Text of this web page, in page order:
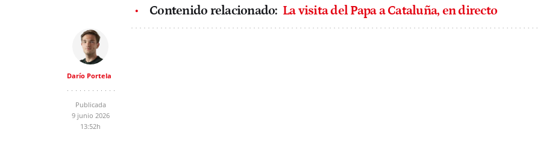
Contenido relacionado: La visita del Papa a Cataluña, en directo
Darío Portela
Publicada
9 junio 2026
13:52h